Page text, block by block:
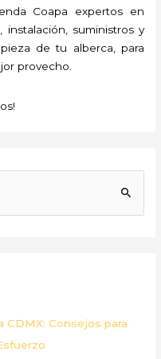
Coapa expertos en
instalación, suministros y
de tu alberca, para
provecho.
Consejos para